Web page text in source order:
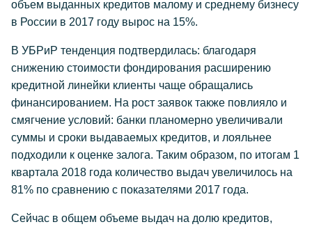
объем выданных кредитов малому и среднему бизнесу
в России в 2017 году вырос на 15%.
В УБРиР тенденция подтвердилась: благодаря
снижению стоимости фондирования расширению
кредитной линейки клиенты чаще обращались
финансированием. На рост заявок также повлияло и
смягчение условий: банки планомерно увеличивали
суммы и сроки выдаваемых кредитов, и лояльнее
подходили к оценке залога. Таким образом, по итогам 1
квартала 2018 года количество выдач увеличилось на
81% по сравнению с показателями 2017 года.
Сейчас в общем объеме выдач на долю кредитов,